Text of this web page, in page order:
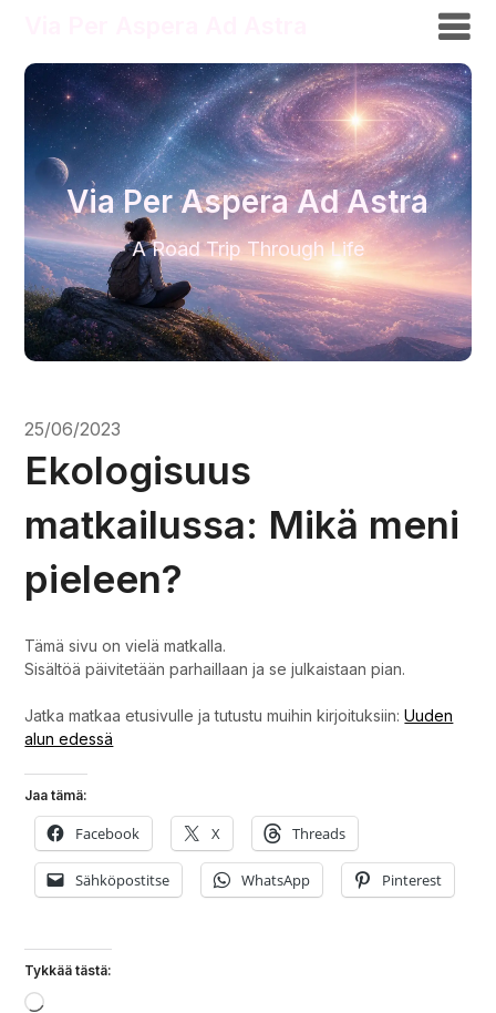
Via Per Aspera Ad Astra
A Road Trip Through Life
25/06/2023
Ekologisuus
matkailussa: Mikä meni
pieleen?
Tämä sivu on vielä matkalla.
Sisältöä päivitetään parhaillaan ja se julkaistaan pian.
Jatka matkaa etusivulle ja tutustu muihin kirjoituksiin:Uuden
alun edessä
Jaa tämä:
Facebook X Threads
Sähköpostitse WhatsApp Pinterest
Tykkää tästä:
Loading…